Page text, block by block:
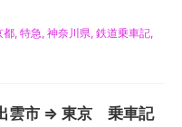
都, 特急, 神奈川県, 鉄道乗車記,
雲市 ⇒ 東京 乗車記